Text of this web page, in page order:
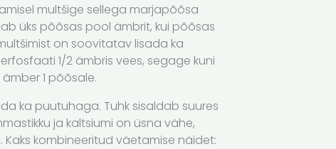
multšige sellega marjapõõsa
üks põõsas pool ämbrit, kui põõsas
on soovitatav lisada ka
1/2 ämbris vees, segage kuni
1 põõsale.
ka puutuhaga. Tuhk sisaldab suures
ja kaltsiumi on üsna vähe,
kombineeritud väetamise näidet: